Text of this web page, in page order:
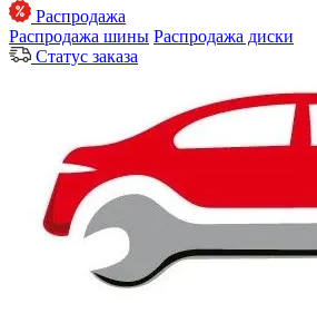
Распродажа
Распродажа шины Распродажа диски
Статус заказа